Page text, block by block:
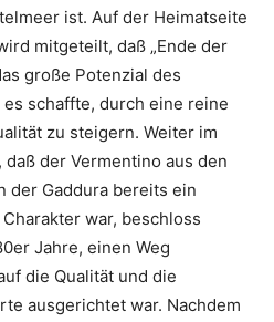
ist. Auf der Heimatseite
mitgeteilt, daß „Ende der
große Potenzial des
schaffte, durch eine reine
zu steigern. Weiter im
der Vermentino aus den
der Gaddura bereits ein
war, beschloss
Jahre, einen Weg
die Qualität und die
ausgerichtet war. Nachdem